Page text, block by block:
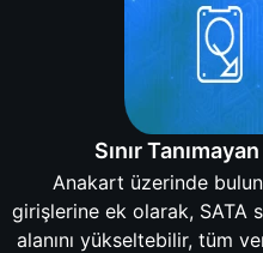
Sınır
Anakart üzerinde
girişlerine ek olarak, SATA
alanını yükseltebilir, tüm